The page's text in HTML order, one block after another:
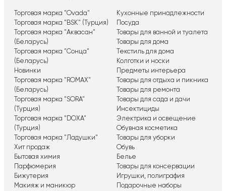
Торговая марка "Ovada"
Торговая марка "BSK" (Турция)
Торговая марка "Аквасан"
(Беларусь)
Торговая марка "Сонца"
(Беларусь)
Новинки
Торговая марка "ROMAX"
(Беларусь)
Торговая марка "SORA"
(Турция)
Торговая марка "DOXA"
(Турция)
Торговая марка "Ладушки"
Хит продаж
Бытовая химия
Парфюмерия
Бижутерия
Макияж и маникюр
Кухонные принадлежности
Посуда
Товары для ванной и туалета
Товары для дома
Текстиль для дома
Колготки и носки
Предметы интерьера
Товары для отдыха и пикника
Товары для ремонта
Товары для сада и дачи
Инсектициды
Электрика и освещение
Обувная косметика
Товары для уборки
Обувь
Белье
Товары для консервации
Игрушки, полиграфия
Подарочные наборы